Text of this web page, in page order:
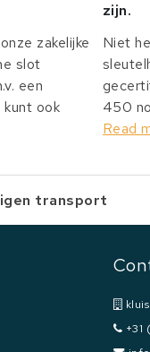
zakelijke
slot
een
ook
zijn.
Niet
450
Read
transport